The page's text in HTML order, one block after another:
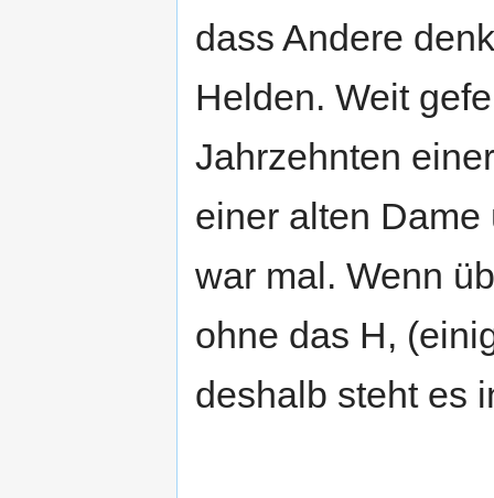
dass Andere
Helden. Weit
Jahrzehnten
einer alten
war mal. Wenn
ohne das H,
deshalb steht es